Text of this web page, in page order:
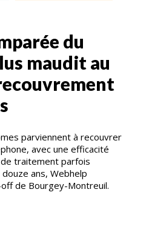
du
maudit au
parviennent à recouvrer
avec une efficacité
traitement parfois
ans, Webhelp
de Bourgey-Montreuil.